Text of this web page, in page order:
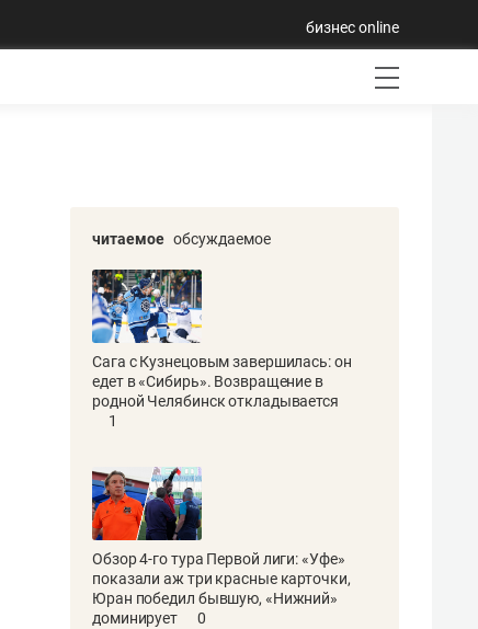
бизнес online
читаемое обсуждаемое
Сага с Кузнецовым завершилась: он
едет в «Сибирь». Возвращение в
родной Челябинск откладывается
1
Обзор 4-го тура Первой лиги: «Уфе»
показали аж три красные карточки,
Юран победил бывшую, «Нижний»
доминирует
0